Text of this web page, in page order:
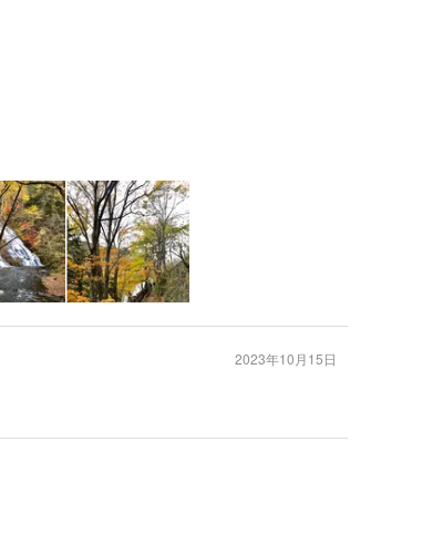
2023年10月15日